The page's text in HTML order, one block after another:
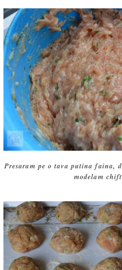
Presaram pe o tava putina faina,
modelam